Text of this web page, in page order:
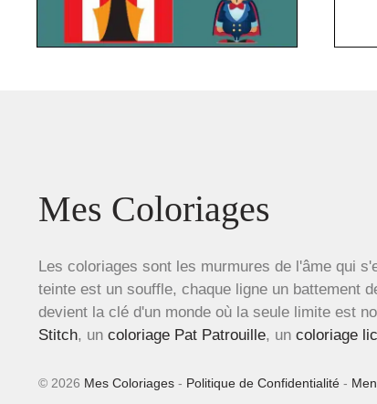
Mes Coloriages
Les coloriages sont les murmures de l'âme qui
teinte est un souffle, chaque ligne un battement
devient la clé d'un monde où la seule limite est
Stitch, un coloriage Pat Patrouille, un coloriage
© 2026 Mes Coloriages - Politique de Confidentialité -